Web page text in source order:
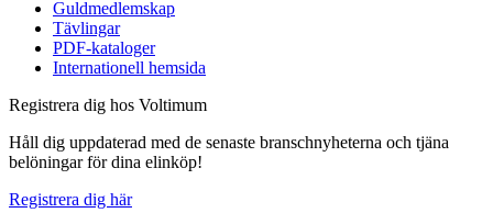
Guldmedlemskap
Tävlingar
PDF-kataloger
Internationell hemsida
Registrera dig hos Voltimum
Håll dig uppdaterad med de senaste branschnyheterna och tjäna
belöningar för dina elinköp!
Registrera dig här